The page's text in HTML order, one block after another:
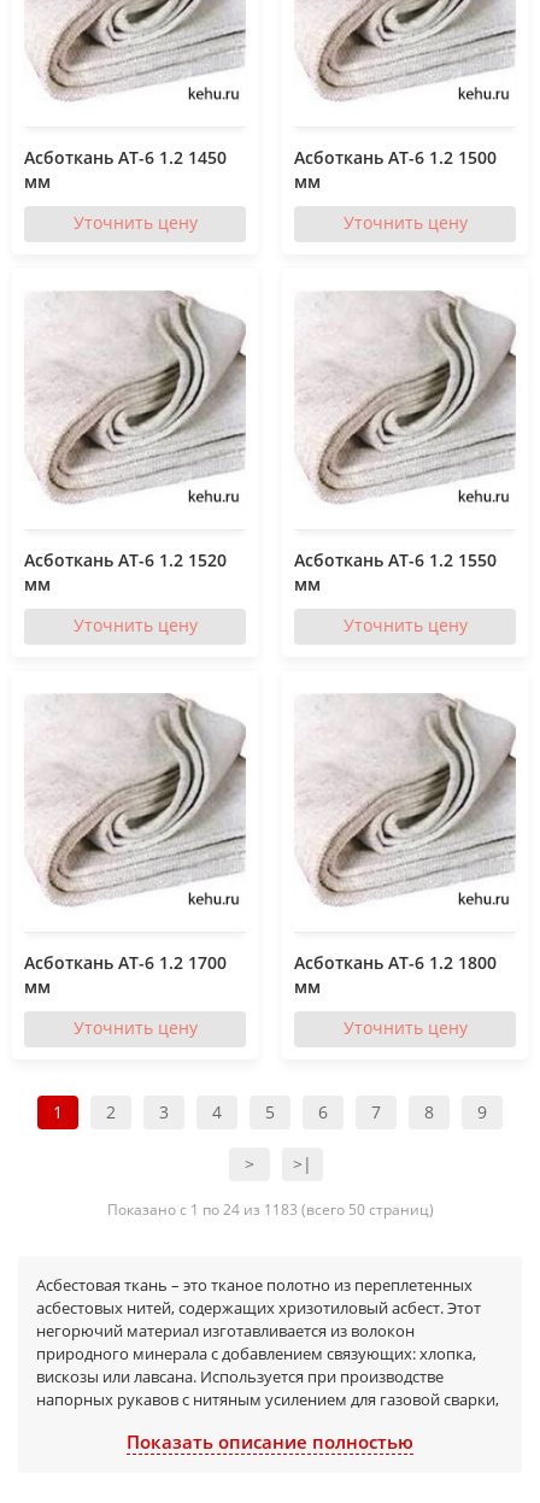
Асботкань АТ-6 1.2 1450
мм
Уточнить цену
Асботкань АТ-6 1.2 1500
мм
Уточнить цену
Асботкань АТ-6 1.2 1520
мм
Уточнить цену
Асботкань АТ-6 1.2 1550
мм
Уточнить цену
Асботкань АТ-6 1.2 1700
мм
Уточнить цену
Асботкань АТ-6 1.2 1800
мм
Уточнить цену
1 2 3 4 5 6 7 8 9
> >|
Показано с 1 по 24 из 1183 (всего 50 страниц)
Асбестовая ткань – это тканое полотно из переплетенных
асбестовых нитей, содержащих хризотиловый асбест. Этот
негорючий материал изготавливается из волокон
природного минерала с добавлением связующих: хлопка,
вискозы или лавсана. Используется при производстве
напорных рукавов с нитяным усилением для газовой сварки,
применением силиконового клея-герметика и в прочих
Показать описание полностью